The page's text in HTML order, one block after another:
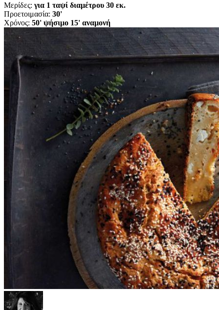
Μερίδες: για 1 ταψί διαμέτρου 30 εκ.
Προετοιμασία: 30'
Χρόνος: 50' ψήσιμο 15' αναμονή